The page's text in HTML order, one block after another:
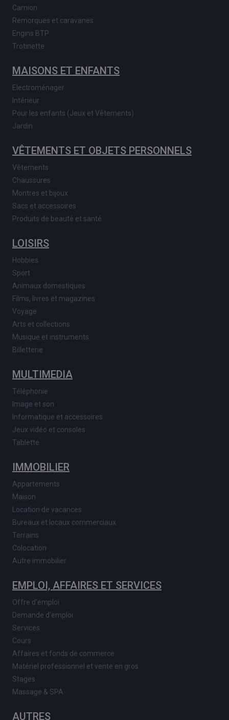
Camion
Remorques et caravanes
Engins BTP
Trotinette
MAISONS ET ENFANTS
Electroménager
Intérieur
Pour les enfants (Jeux et Vêtements)
Jardin
VÊTEMENTS ET OBJETS PERSONNELS
Vêtements
Chaussures
Montres et bijoux
Sacs et accessoires
Produits de beauté et santé
LOISIRS
Hobbies
Sport
Animaux domestiques
Films, livres et magazines
Voyage
Arts et collections
Musique et instruments
Billetterie
MULTIMEDIA
Téléphonie
Image et son
Informatique et accessoires
Jeux vidéo et consoles
Tablette
IMMOBILIER
Appartements
Maison
Location de vacances
Bureaux et locaux commerciaux
Terrains
Colocation
Autre immobilier
EMPLOI, AFFAIRES ET SERVICES
Offre d'emploi
Demande d'emploi
Services
Cours
Affaires et fonds de commerce
Matériel professionnel et vente en gros
Stages
Massage & SPA
AUTRES